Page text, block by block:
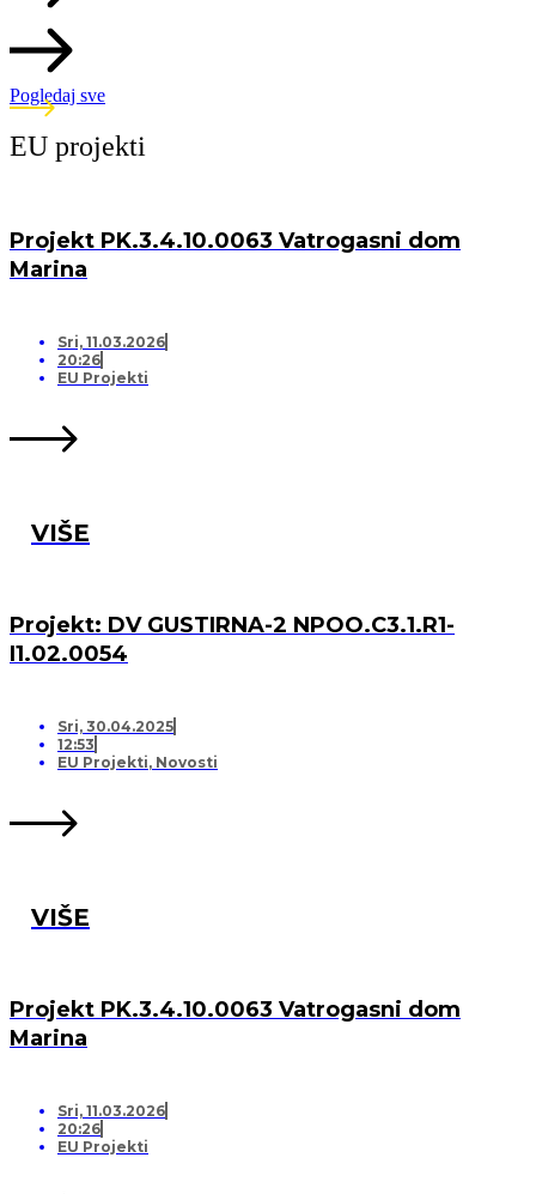
Pogledaj sve
EU projekti
Projekt PK.3.4.10.0063 Vatrogasni dom
Marina
Sri, 11.03.2026
20:26
EU Projekti
VIŠE
Projekt: DV GUSTIRNA-2 NPOO.C3.1.R1-
I1.02.0054
Sri, 30.04.2025
12:53
EU Projekti, Novosti
VIŠE
Projekt PK.3.4.10.0063 Vatrogasni dom
Marina
Sri, 11.03.2026
20:26
EU Projekti